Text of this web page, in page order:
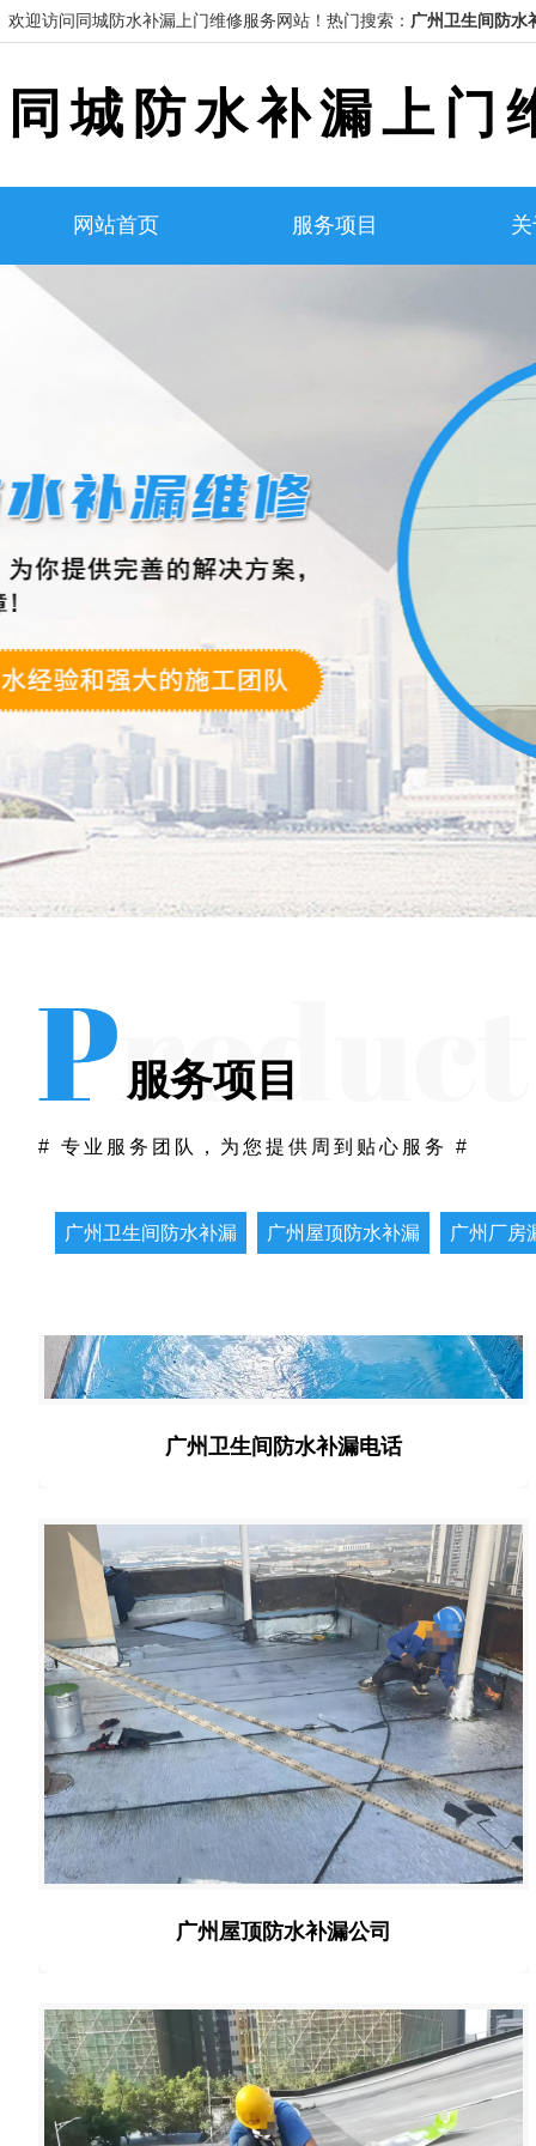
欢迎访问同城防水补漏上门维修服务网站！ 热门搜索： 广州卫生间防水
同城防水补漏上门
网站首页 服务项目
服务项目
# 专业服务团队，为您提供周到贴心服务 #
广州卫生间防水补漏 广州屋顶防水补漏 广州厂房
广州卫生间防水补漏电话
广州屋顶防水补漏公司